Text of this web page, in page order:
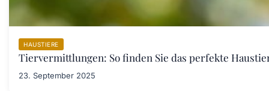
HAUSTIERE
Tiervermittlungen: So finden Sie das perfekte
23. September 2025